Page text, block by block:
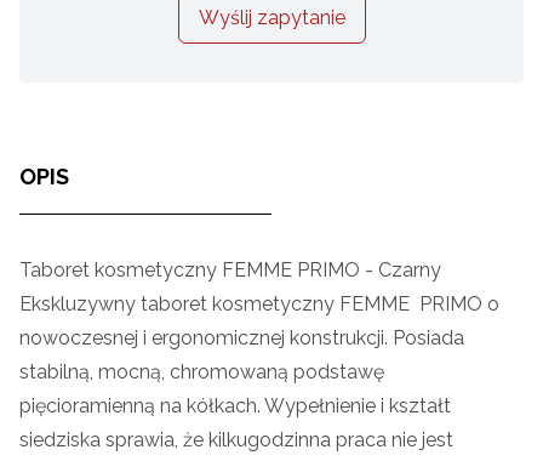
Wyślij zapytanie
OPIS
Taboret kosmetyczny FEMME PRIMO - Czarny
Ekskluzywny taboret kosmetyczny FEMME PRIMO o
nowoczesnej i ergonomicznej konstrukcji. Posiada
stabilną, mocną, chromowaną podstawę
pięcioramienną na kółkach. Wypełnienie i kształt
siedziska sprawia, że kilkugodzinna praca nie jest